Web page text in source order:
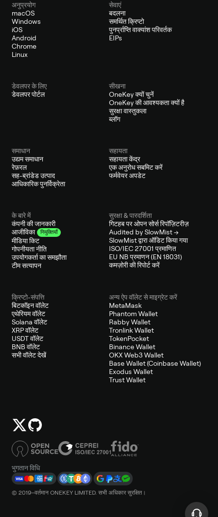
अनुप्रयोग
macOS
Windows
iOS
Android
Chrome
Linux
सेवाएं
बदलना
समर्थित क्रिप्टो
पुनर्प्राप्ति वाक्यांश परिवर्तक
EIPs
डेवलपर के लिए
डेवलपर पोर्टल
सीखना
OneKey क्यों चुनें
OneKey की आवश्यकता क्यों है
सुरक्षा वास्तुकला
ब्लॉग
समाधान
उद्यम समाधान
रेफ़रल
सह-ब्रांडेड उत्पाद
आधिकारिक पुनर्विक्रेता
सहायता
सहायता केंद्र
एक अनुरोध सबमिट करें
फर्मवेयर अपडेट
के बारे में
कंपनी की जानकारी
आजीविका
नियुक्तियाँ
मीडिया किट
गोपनीयता नीति
उपयोगकर्ता का समझौता
टीम सत्यापन
सुरक्षा & पारदर्शिता
गिटहब पर ओपन सोर्स रिपॉज़िटरीज़
Audited by SlowMist →
SlowMist द्वारा ऑडिट किया गया
ISO/IEC 27001 प्रमाणित
EU NB प्रमाणन (EN 18031)
कमज़ोरी की रिपोर्ट करें
क्रिप्टो-संपत्ति
बिटकॉइन वॉलेट
एथेरियम वॉलेट
Solana वॉलेट
XRP वॉलेट
USDT वॉलेट
BNB वॉलेट
सभी वॉलेट देखें
अन्य ऐप वॉलेट से माइग्रेट करें
MetaMask
Phantom Wallet
Rabby Wallet
Tronlink Wallet
TokenPocket
Binance Wallet
OKX Web3 Wallet
Base Wallet (Coinbase Wallet)
Exodus Wallet
Trust Wallet
भुगतान विधि
© 2019–वर्तमान ONEKEY LIMITED. सभी अधिकार सुरक्षित।